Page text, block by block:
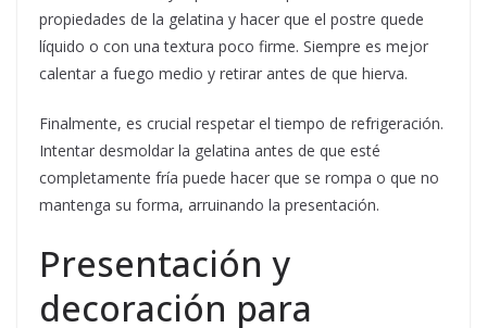
propiedades de la gelatina y hacer que el postre quede
líquido o con una textura poco firme. Siempre es mejor
calentar a fuego medio y retirar antes de que hierva.
Finalmente, es crucial respetar el tiempo de refrigeración.
Intentar desmoldar la gelatina antes de que esté
completamente fría puede hacer que se rompa o que no
mantenga su forma, arruinando la presentación.
Presentación y
decoración para